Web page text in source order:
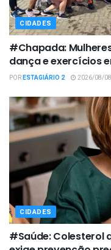
CIDADES
#Chapada:
dança e exercícios
PORESTAGIÁRIO 2 2026/08/08
CIDADES
#Saúde: Colesterol